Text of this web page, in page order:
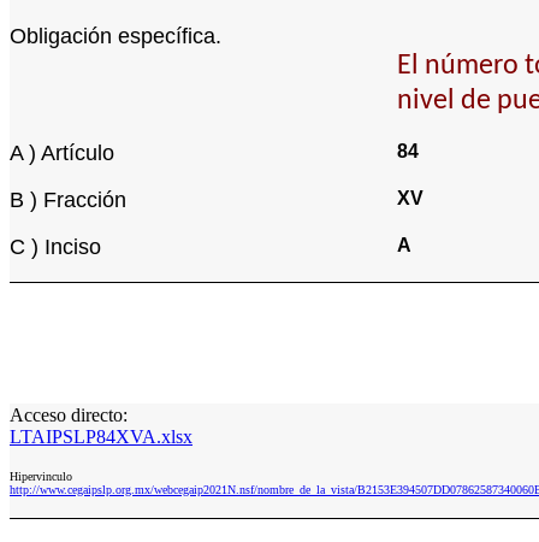
Obligación específica.
El número
nivel de
A ) Artículo 84
B ) Fracción XV
C ) Inciso A
Acceso directo:
LTAIPSLP84XVA.xlsx
Hipervinculo
http://www.cegaipslp.org.mx/webcegaip2021N.nsf/nombre_de_la_vista/